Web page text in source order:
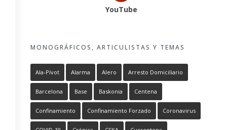
YouTube
MONOGRÁFICOS, ARTICULISTAS Y TEMAS
Ala-Pívot Alarma Alero Arresto Domiciliario
Barcelona Base Baskonia Centena
Confinamiento Confinamiento Forzado Coronavirus